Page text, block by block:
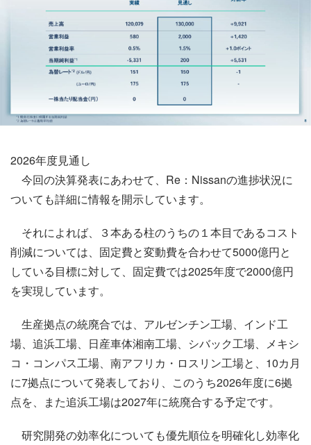
2026年度見通し
今回の決算発表にあわせて、Re：Nissanの進捗状況に
ついても詳細に情報を開示しています。
それによれば、３本ある柱のうちの１本目であるコスト
削減については、固定費と変動費を合わせて5000億円と
している目標に対して、固定費では2025年度で2000億円
を実現しています。
生産拠点の統廃合では、アルゼンチン工場、インド工
場、追浜工場、日産車体湘南工場、シバック工場、メキシ
コ・コンパス工場、南アフリカ・ロスリン工場と、10カ月
に7拠点について発表しており、このうち2026年度に6拠
点を、また追浜工場は2027年に統廃合する予定です。
研究開発の効率化についても優先順位を明確化し効率化